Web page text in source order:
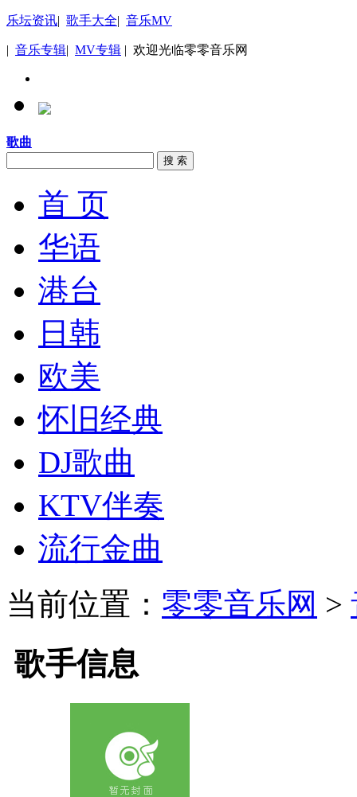
乐坛资讯| 歌手大全| 音乐MV
| 音乐专辑| MV专辑 | 欢迎光临零零音乐网
歌曲
搜 索
首 页
华语
港台
日韩
欧美
怀旧经典
DJ歌曲
KTV伴奏
流行金曲
当前位置： 零零音乐网 >
歌手信息